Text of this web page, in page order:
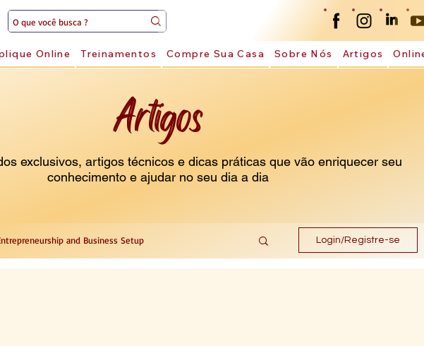
Online Treinamentos Compre Sua Casa Sobre Nós Artigos
Artigos
exclusivos, artigos técnicos e dicas práticas que vão enriquecer seu
conhecimento e ajudar no seu dia a dia
and Business Setup Login/Registre-se